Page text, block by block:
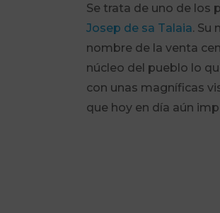
Se trata de uno de los
Josep de sa Talaia. Su
nombre de la venta
núcleo del pueblo lo
con unas magníficas
que hoy en día aún